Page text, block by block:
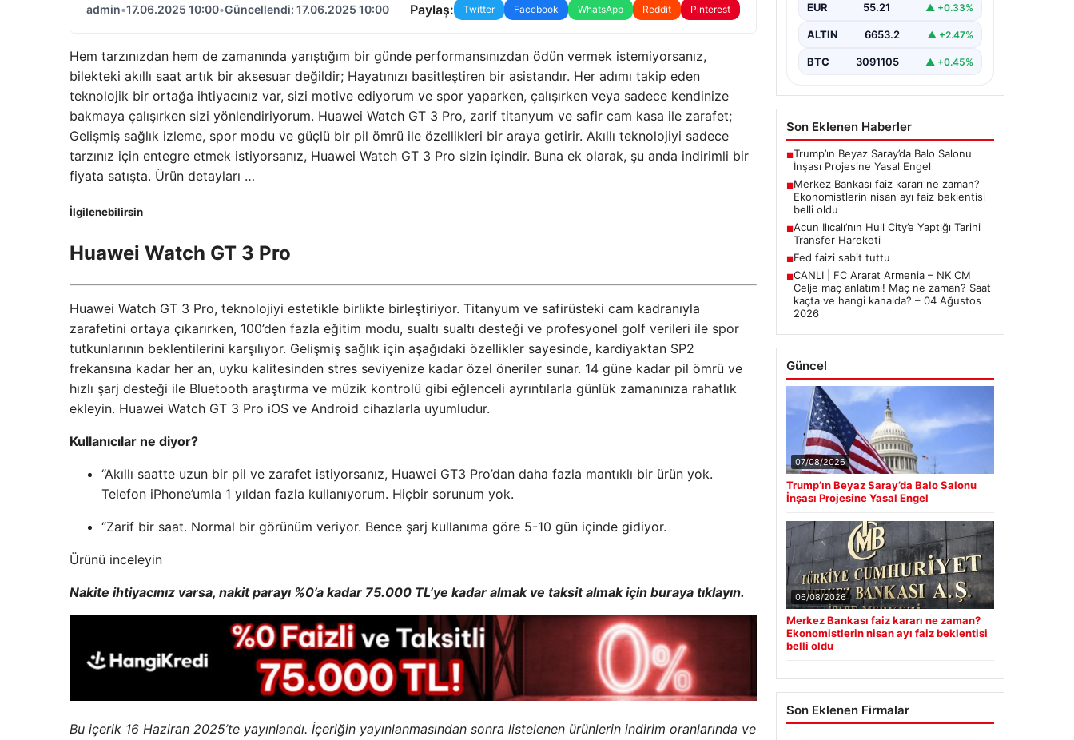
admin•17.06.2025 10:00•Güncellendi: 17.06.2025 10:00 Paylaş: Twitter Facebook WhatsApp Reddit Pinterest
Hem tarzınızdan hem de zamanında yarıştığım bir günde performansınızdan ödün vermek istemiyorsanız,
bilekteki akıllı saat artık bir aksesuar değildir; Hayatınızı basitleştiren bir asistandır. Her adımı takip eden
teknolojik bir ortağa ihtiyacınız var, sizi motive ediyorum ve spor yaparken, çalışırken veya sadece kendinize
bakmaya çalışırken sizi yönlendiriyorum. Huawei Watch GT 3 Pro, zarif titanyum ve safir cam kasa ile zarafet;
Gelişmiş sağlık izleme, spor modu ve güçlü bir pil ömrü ile özellikleri bir araya getirir. Akıllı teknolojiyi sadece
tarzınız için entegre etmek istiyorsanız, Huawei Watch GT 3 Pro sizin içindir. Buna ek olarak, şu anda indirimli bir
fiyata satışta. Ürün detayları …
İlgilenebilirsin
Huawei Watch GT 3 Pro
Huawei Watch GT 3 Pro, teknolojiyi estetikle birlikte birleştiriyor. Titanyum ve safirüsteki cam kadranıyla
zarafetini ortaya çıkarırken, 100’den fazla eğitim modu, sualtı sualtı desteği ve profesyonel golf verileri ile spor
tutkunlarının beklentilerini karşılıyor. Gelişmiş sağlık için aşağıdaki özellikler sayesinde, kardiyaktan SP2
frekansına kadar her an, uyku kalitesinden stres seviyenize kadar özel öneriler sunar. 14 güne kadar pil ömrü ve
hızlı şarj desteği ile Bluetooth araştırma ve müzik kontrolü gibi eğlenceli ayrıntılarla günlük zamanınıza rahatlık
ekleyin. Huawei Watch GT 3 Pro iOS ve Android cihazlarla uyumludur.
Kullanıcılar ne diyor?
“Akıllı saatte uzun bir pil ve zarafet istiyorsanız, Huawei GT3 Pro’dan daha fazla mantıklı bir ürün yok.
Telefon iPhone’umla 1 yıldan fazla kullanıyorum. Hiçbir sorunum yok.
“Zarif bir saat. Normal bir görünüm veriyor. Bence şarj kullanıma göre 5-10 gün içinde gidiyor.
Ürünü inceleyin
Nakite ihtiyacınız varsa, nakit parayı %0’a kadar 75.000 TL’ye kadar almak ve taksit almak için buraya tıklayın.
Bu içerik 16 Haziran 2025’te yayınlandı. İçeriğin yayınlanmasından sonra listelenen ürünlerin indirim oranlarında ve
EUR 55.21 ▲ +0.33%
ALTIN 6653.2 ▲ +2.47%
BTC 3091105 ▲ +0.45%
Son Eklenen Haberler
■Trump’ın Beyaz Saray’da Balo Salonu
İnşası Projesine Yasal Engel
■Merkez Bankası faiz kararı ne zaman?
Ekonomistlerin nisan ayı faiz beklentisi
belli oldu
■Acun Ilıcalı’nın Hull City’e Yaptığı Tarihi
Transfer Hareketi
■Fed faizi sabit tuttu
■CANLI | FC Ararat Armenia – NK CM
Celje maç anlatımı! Maç ne zaman? Saat
kaçta ve hangi kanalda? – 04 Ağustos
2026
Güncel
07/08/2026
Trump’ın Beyaz Saray’da Balo Salonu
İnşası Projesine Yasal Engel
06/08/2026
Merkez Bankası faiz kararı ne zaman?
Ekonomistlerin nisan ayı faiz beklentisi
belli oldu
Son Eklenen Firmalar